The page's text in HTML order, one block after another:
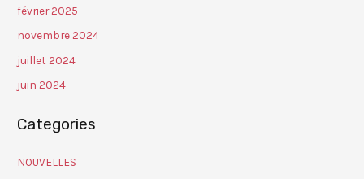
février 2025
novembre 2024
juillet 2024
juin 2024
Categories
NOUVELLES